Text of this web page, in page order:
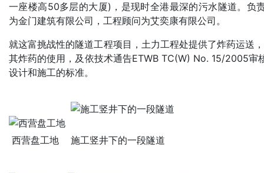
一座楼高50多层的大厦)，是现时全港最深的污水隧道。负
为金门建筑有限公司，工程顾问为艾奕康有限公司。
就这富挑战性的隧道工程项目，土力工程处提供了炸药运送
其炸药的使用，及依技术通告ETWB TC(W) No. 15/2005审
设计和施工的标准。
西营盘工地 施工竖井下的一段隧道